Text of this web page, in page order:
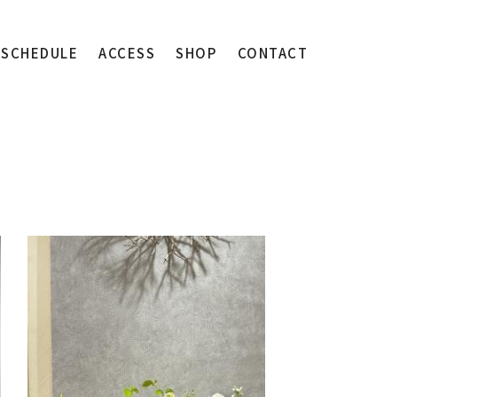
SCHEDULE ACCESS SHOP CONTACT